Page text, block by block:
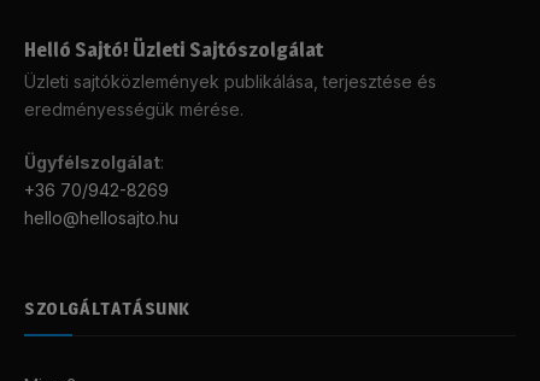
Helló Sajtó! Üzleti Sajtószolgálat
Üzleti sajtóközlemények publikálása, terjesztése és
eredményességük mérése.
Ügyfélszolgálat:
+36 70/942-8269
hello@hellosajto.hu
SZOLGÁLTATÁSUNK